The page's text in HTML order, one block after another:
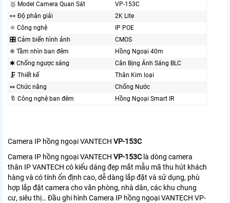
🥇 Model Camera Quan Sát
VP-153C
️👀 Độ phân giải
2K Lite
⚛️ Công nghệ
IP POE
🎛 Cảm biến hình ảnh
CMOS
❈ Tầm nhìn ban đêm
Hồng Ngoại 40m
✱ Chống ngược sáng
Cân Bịng Ánh Sáng BLC
🗜️ Thiết kế
Thân Kim loại
↭ Chức năng
Chống Nước
🔖 Công nghệ ban đêm
Hồng Ngoại Smart IR
Camera IP hồng ngoại VANTECH VP-153C
Camera IP hồng ngoại VANTECH VP-153C là dòng camera
thân IP VANTECH có kiểu dáng đẹp mắt mẫu mã thu hút khách
hàng và có tính ổn định cao, dễ dàng lắp đặt và sử dụng, phù
hợp lắp đặt camera cho văn phòng, nhà dân, các khu chung
cư, siêu thị… Đầu ghi hình Camera IP hồng ngoại VANTECH VP-